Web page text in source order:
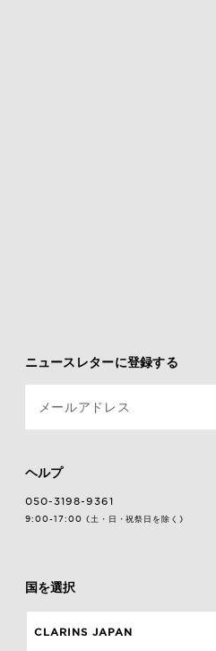
ニュースレターに登録する
メールアドレス
ヘルプ
050-3198-9361
9:00-17:00 (土・日・祝祭日を除く)
国を選択
CLARINS JAPAN